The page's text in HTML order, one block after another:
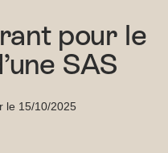
pour le
SAS
le 15/10/2025